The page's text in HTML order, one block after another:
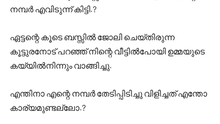
നമ്പർ എവിടുന്ന് കിട്ടി.?
ഏട്ടന്റെ കൂടെ ബസ്സിൽ ജോലി ചെയ്തിരുന്ന
കൂട്ടുരനോട്‌ പറഞ്ഞ് നിന്റെ വീട്ടിൽപോയി ഉമ്മയുടെ
കയ്യിൽനിന്നും വാങ്ങിച്ചു.
എന്തിനാ എന്റെ നമ്പർ തേടിപ്പിടിച്ചു വിളിച്ചത് എന്തോ
കാര്യമുണ്ടല്ലോ.?